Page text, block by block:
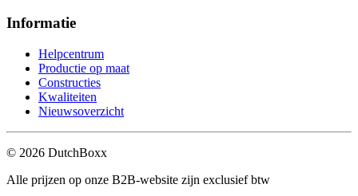
Informatie
Helpcentrum
Productie op maat
Constructies
Kwaliteiten
Nieuwsoverzicht
© 2026 DutchBoxx
Alle prijzen op onze B2B-website zijn exclusief btw